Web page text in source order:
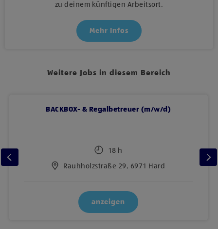
zu deinem künftigen Arbeitsort.
Mehr Infos
Weitere Jobs in diesem Bereich
BACKBOX- & Regalbetreuer (m/w/d)
18 h
Rauhholzstraße 29, 6971 Hard
anzeigen